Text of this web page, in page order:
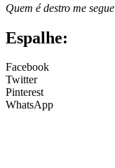
Quem é destro me segue
Espalhe:
Facebook
Twitter
Pinterest
WhatsApp